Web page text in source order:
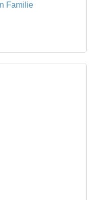
Familie